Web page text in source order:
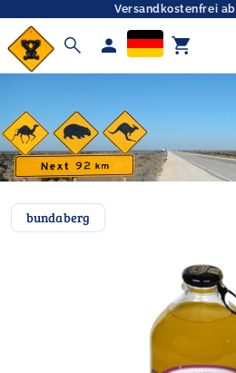
Versandkostenfrei
search person shopping_cart
bundaberg